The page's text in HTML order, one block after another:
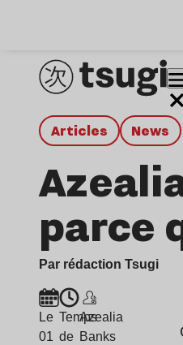
Articles news
parce
Par rédaction Tsugi
Le
01
Temps
de
Azealia
Banks